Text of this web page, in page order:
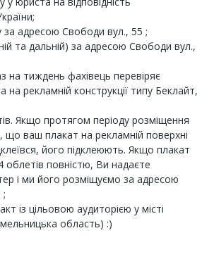
адресою Свободи вул., 55 ;
та дальній) за адресою Свободи вул.,
на тиждень фахівець перевіряє
на рекламній конструкції типу Беклайт,
Якщо протягом періоду розміщення
що ваш плакат на рекламній поверхні
його підклеюють. Якщо плакат
повністю, Ви надаєте
і ми його розміщуємо за адресою
;
із цільовою аудиторією у місті
область) :)